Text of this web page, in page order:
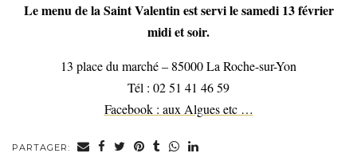
Le menu de la Saint Valentin est servi le samedi 13 février
midi et soir.
13 place du marché – 85000 La Roche-sur-Yon
Tél : 02 51 41 46 59
Facebook : aux Algues etc …
PARTAGER: